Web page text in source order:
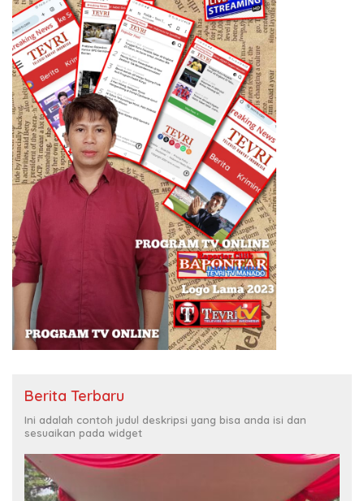
Berita Terbaru
Ini adalah contoh judul deskripsi yang bisa anda isi dan
sesuaikan pada widget